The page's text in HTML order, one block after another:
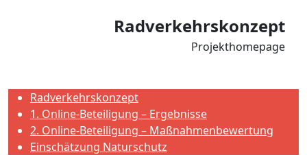
Radverkehrskonzept
Projekthomepage
Radverkehrskonzept
1. Online-Beteiligung – Ergebnisse
2. Online-Beteiligung – Maßnahmenbewertung
Einschätzung Naturschutz